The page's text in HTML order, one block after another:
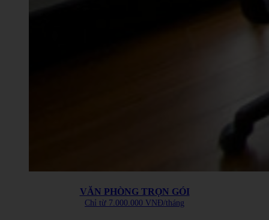
VĂN PHÒNG TRỌN GÓI
Chỉ từ 7.000.000 VNĐ/tháng